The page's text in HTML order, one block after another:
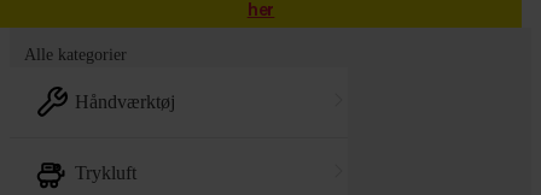
her
Alle kategorier
håndværktøj
trykluft